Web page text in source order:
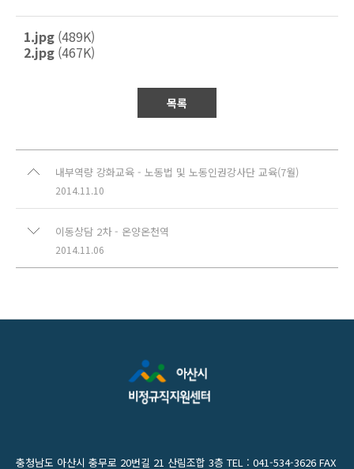
1.jpg (489K)
2.jpg (467K)
목록
내부역량 강화교육 - 노동법 및 노동인권강사단 교육(7월)
2014.11.10
이동상담 2차 - 온양온천역
2014.11.06
충청남도 아산시 충무로 20번길 21 산림조합 3층 TEL : 041-534-3626 FAX